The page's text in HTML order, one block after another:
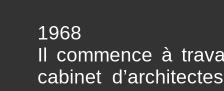
1968
Il commence à
cabinet